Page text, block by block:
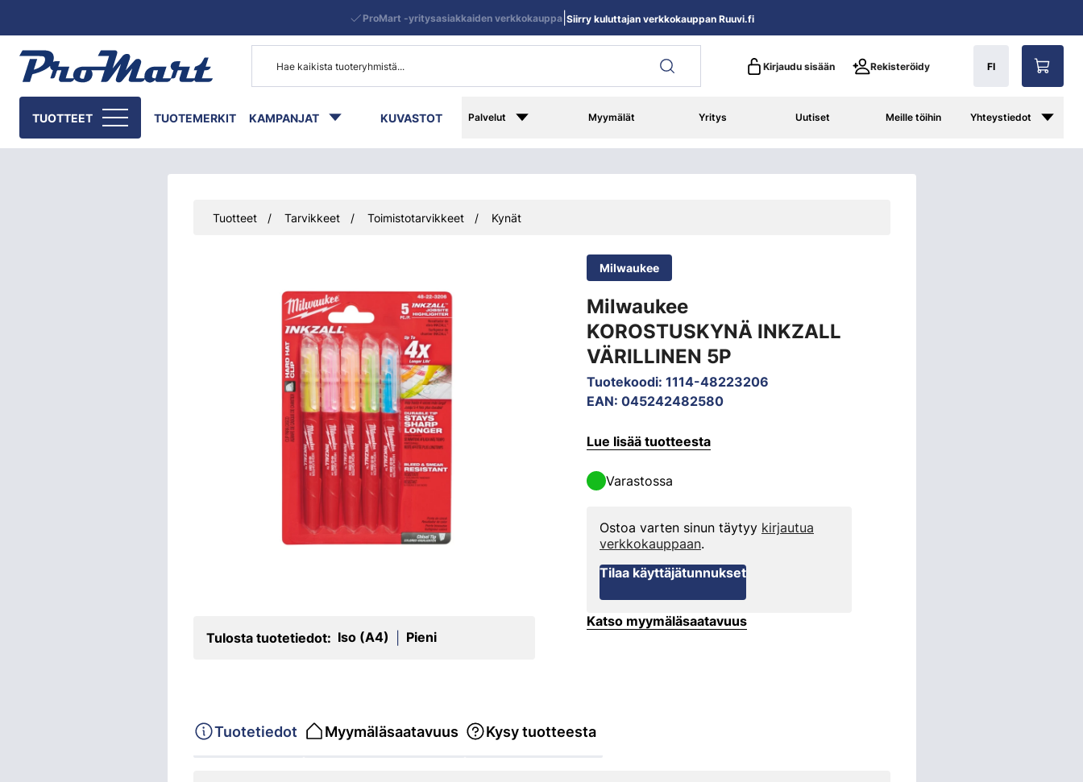
Kirjaudu sisään Rekisteröidy FI
TUOTTEET TUOTEMERKIT KAMPANJAT KUVASTOT Palvelut Myymälät Yritys Uutiset Meille töihin Yhteystiedot
ProMart -yritysasiakkaiden verkkokauppa| Siirry kuluttajan verkkokauppan Ruuvi.fi
Tuotteet Tarvikkeet Toimistotarvikkeet Kynät
Milwaukee
Milwaukee
KOROSTUSKYNÄ INKZALL
VÄRILLINEN 5P
Tuotekoodi: 1114-48223206
EAN: 045242482580
Tulosta tuotetiedot: Iso (A4) Pieni
Lue lisää tuotteesta
Varastossa
Ostoa varten sinun täytyy kirjautua
verkkokauppaan.
Tilaa käyttäjätunnukset
Katso myymäläsaatavuus
Tuotetiedot Myymäläsaatavuus Kysy tuotteesta